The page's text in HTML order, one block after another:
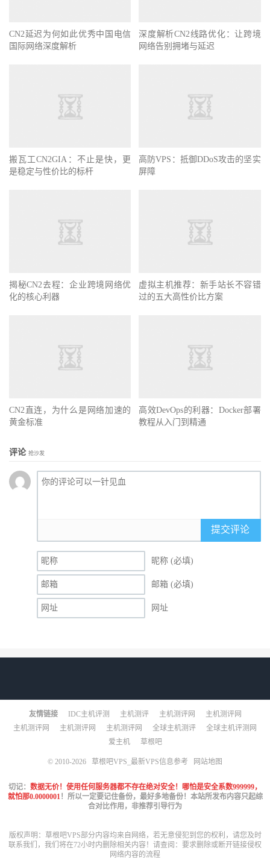
CN2延迟为何如此优秀中国电信
国际网络深度解析
深度解析CN2线路优化：让跨境
网络告别拥堵与延迟
搬瓦工CN2GIA：不止是快，更
是稳定与性价比的标杆
高防VPS：抵御DDoS攻击的坚实
屏障
揭秘CN2去程：企业跨境网络优
化的核心利器
虚拟主机推荐：新手站长不容错
过的五大高性价比方案
CN2直连，为什么是网络加速的
黄金标准
高效DevOps的利器：Docker部署
教程从入门到精通
评论 抢沙发
提交评论
昵称 (必填)
邮箱 (必填)
网址
友情链接 IDC主机评测 主机测评 主机测评网
主机测评网
主机测评网
主机测评网 主机测评网 全球主机测评
全球主机评测网
爱主机
草根吧
© 2010-2026 草根吧VPS_最新VPS信息参考 网站地图
切记： 数据无价！使用任何服务器都不存在绝对安全！哪怕是安全系数999999，
就怕那0.0000001！所以一定要记住备份，最好多地备份！本站所发布内容只起综
合对比作用，非推荐引导行为
版权声明：草根吧VPS部分内容均来自网络，若无意侵犯到您的权利，请您及时
联系我们，我们将在72小时内删除相关内容！请查阅： 要求删除或断开链接侵权
网络内容的流程